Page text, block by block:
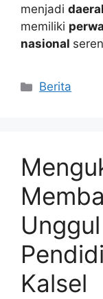
menjadi
memiliki
nasional
Kategori
Berita
Kalsel